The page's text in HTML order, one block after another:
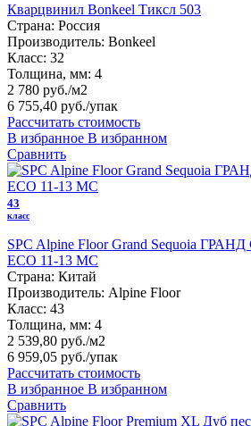
Кварцвинил Bonkeel Тиксл 503
Страна: Россия
Производитель: Bonkeel
Класс: 32
Толщина, мм: 4
2 780 руб./м2
6 755,40 руб./упак
Рассчитать стоимость
В избранное В избранном
Сравнить
43
класс
SPC Alpine Floor Grand Sequoia
ECO 11-13 MC
Страна: Китай
Производитель: Alpine Floor
Класс: 43
Толщина, мм: 4
2 539,80 руб./м2
6 959,05 руб./упак
Рассчитать стоимость
В избранное В избранном
Сравнить